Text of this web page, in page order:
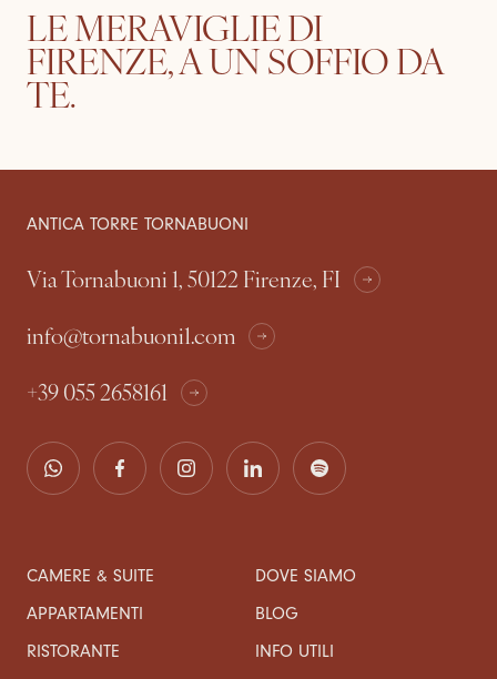
LE MERAVIGLIE DI
FIRENZE, A UN SOFFIO DA
TE.
ANTICA TORRE TORNABUONI
Via Tornabuoni 1, 50122 Firenze, FI
info@tornabuoni1.com
+39 055 2658161
CAMERE & SUITE
APPARTAMENTI
RISTORANTE
DOVE SIAMO
BLOG
INFO UTILI